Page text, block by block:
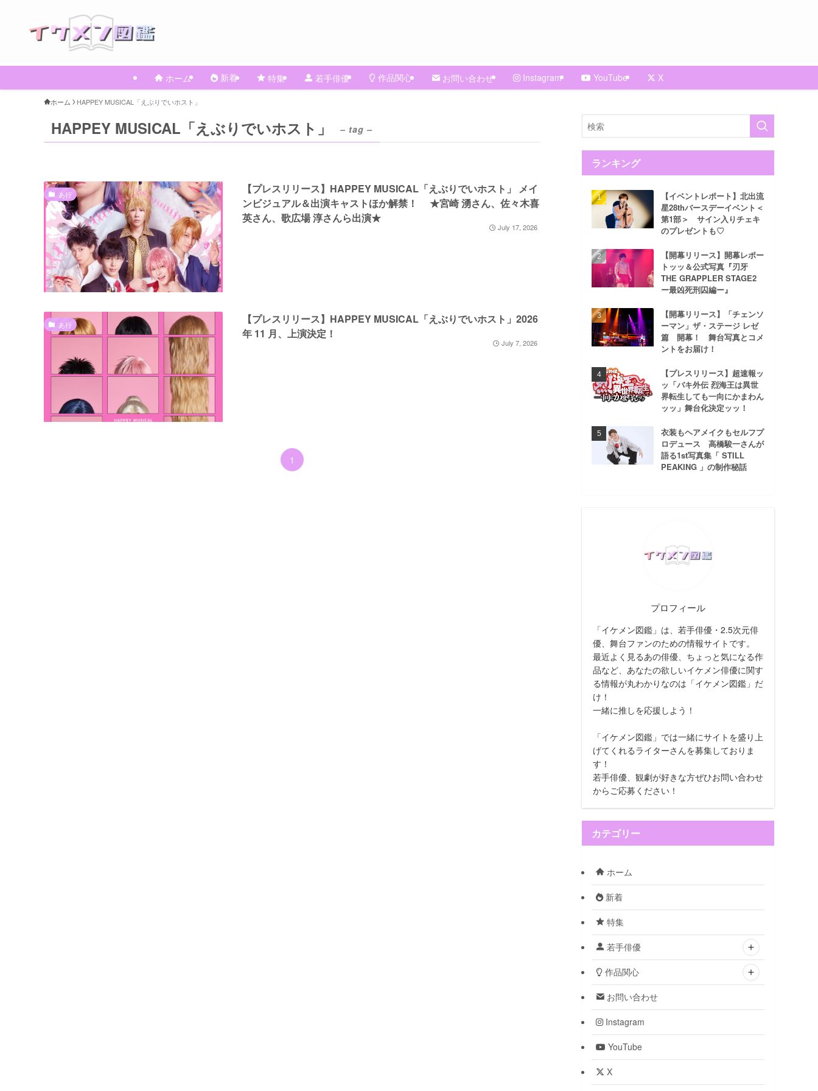
ホーム 新着 特集 若手俳優 作品関心 お問い合わせ Instagram YouTube X
ホーム HAPPEY MUSICAL「えぶりでいホスト」
HAPPEY MUSICAL「えぶりでいホスト」 – tag –
あ行
【プレスリリース】HAPPEY MUSICAL「えぶりでいホスト」 メイ
ンビジュアル＆出演キャストほか解禁！ ★宮崎 湧さん、佐々木喜
英さん、歌広場 淳さんら出演★
July 17, 2026
あ行
【プレスリリース】HAPPEY MUSICAL「えぶりでいホスト」2026
年 11 月、上演決定！
July 7, 2026
1
ランキング
【イベントレポート】北出流
星28thバースデーイベント＜
第1部＞ サイン入りチェキ
のプレゼントも♡
【開幕リリース】開幕レポー
トッッ＆公式写真『刃牙
THE GRAPPLER STAGE2
ー最凶死刑囚編ー』
【開幕リリース】「チェンソ
ーマン」ザ・ステージ レゼ
篇 開幕！ 舞台写真とコメ
ントをお届け！
【プレスリリース】超速報ッ
ッ「バキ外伝 烈海王は異世
界転生しても一向にかまわん
ッッ」舞台化決定ッッ！
衣装もヘアメイクもセルフプ
ロデュース 高橋駿一さんが
語る1st写真集「 STILL
PEAKING 」の制作秘話
プロフィール
「イケメン図鑑」は、若手俳優・2.5次元俳
優、舞台ファンのための情報サイトです。
最近よく見るあの俳優、ちょっと気になる作
品など、あなたの欲しいイケメン俳優に関す
る情報が丸わかりなのは「イケメン図鑑」だ
け！
一緒に推しを応援しよう！
「イケメン図鑑」では一緒にサイトを盛り上
げてくれるライターさんを募集しておりま
す！
若手俳優、観劇が好きな方ぜひお問い合わせ
からご応募ください！
カテゴリー
ホーム
新着
特集
若手俳優
作品関心
お問い合わせ
Instagram
YouTube
X